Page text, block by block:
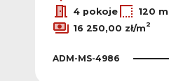
4 pokoje
120 m
16 250,00 zł/m2
ADM-MS-4986